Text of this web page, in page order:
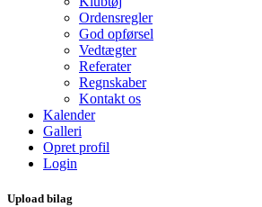
Ordensregler
God opførsel
Vedtægter
Referater
Regnskaber
Kontakt os
Kalender
Galleri
Opret profil
Login
Upload bilag